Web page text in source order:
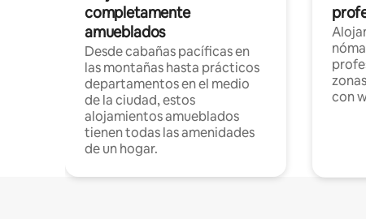
completamente
amueblados
Desde cabañas pacíficas en
las montañas hasta prácticos
departamentos en el medio
de la ciudad, estos
alojamientos amueblados
tienen todas las amenidades
de un hogar.
con